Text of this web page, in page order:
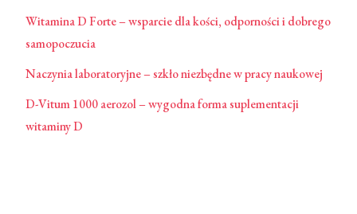
Witamina D Forte – wsparcie dla kości, odporności i dobrego
samopoczucia
Naczynia laboratoryjne – szkło niezbędne w pracy naukowej
D-Vitum 1000 aerozol – wygodna forma suplementacji
witaminy D